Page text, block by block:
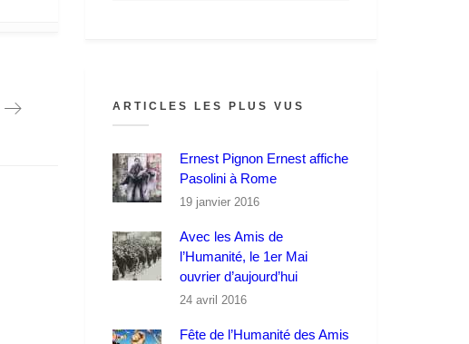
ARTICLES LES PLUS VUS
Ernest Pignon Ernest affiche
Pasolini à Rome
19 janvier 2016
Avec les Amis de
l’Humanité, le 1er Mai
ouvrier d’aujourd’hui
24 avril 2016
Fête de l’Humanité des Amis